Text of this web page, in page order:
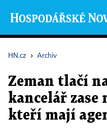
HN.cz › Archiv
Zeman tlačí
kancelář zase
kteří mají